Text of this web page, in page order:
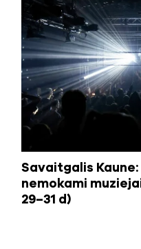
Savaitgalis
nemokami
29–31 d)